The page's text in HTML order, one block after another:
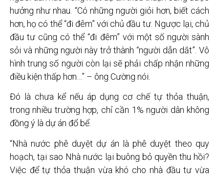
hưởng như nhau. “Có những người giỏi hơn, biết cách
hơn, họ có thể “đi đêm” với chủ đầu tư. Ngược lại, chủ
đầu tư cũng có thể “đi đêm” với một số người sành
sỏi và những người này trở thành “người dẫn dắt”. Vô
hình trung số người còn lại sẽ phải chấp nhận những
điều kiện thấp hơn…” – ông Cường nói.
Đó là chưa kể nếu áp dụng cơ chế tự thỏa thuận,
trong nhiều trường hợp, chỉ cần 1% người dân không
đồng ý là dự án đổ bể.
“Nhà nước phê duyệt dự án là phê duyệt theo quy
hoạch, tại sao Nhà nước lại buông bỏ quyền thu hồi?
Việc để tự thỏa thuận vừa khó cho nhà đầu tư vừa